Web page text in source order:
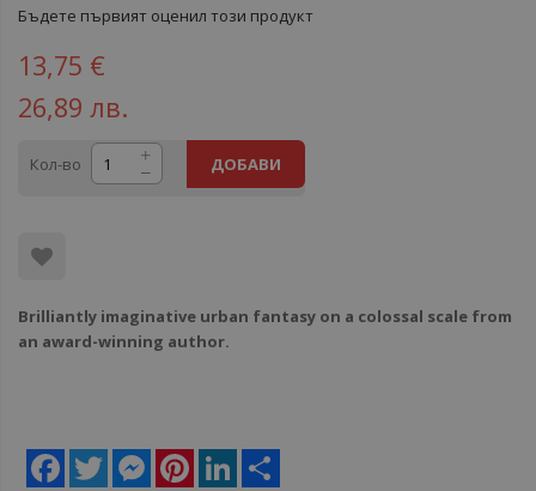
Бъдете първият оценил този продукт
13,75 €
26,89 лв.
Кол-во ДОБАВИ
Brilliantly imaginative urban fantasy on a colossal scale from
an award-winning author.
Facebook
Twitter MessengerPinterestLinkedIn